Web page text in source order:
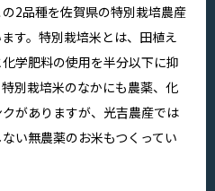
2品種を佐賀県の特別栽培農産
す。特別栽培米とは、田植え
学肥料の使用を半分以下に抑
別栽培米のなかにも農薬、化
がありますが、光吉農産では
い無農薬のお米もつくってい